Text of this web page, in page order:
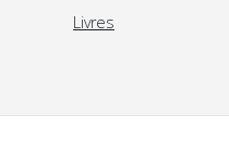
Livres